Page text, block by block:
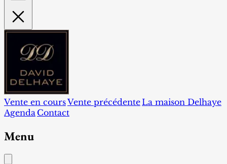
Vente en coursVente précédente La maison Delhaye
Agenda Contact
Menu